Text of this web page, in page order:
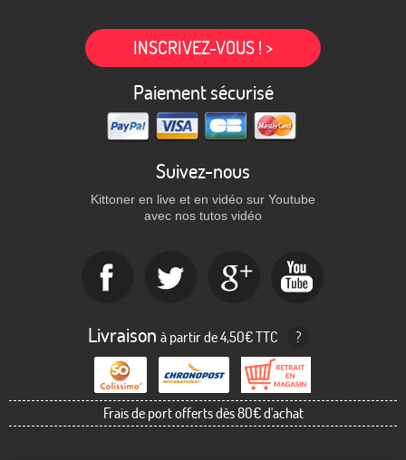
INSCRIVEZ-VOUS ! >
Paiement sécurisé
Suivez-nous
Kittoner en live et en vidéo sur Youtube
avec nos tutos vidéo
Livraison à partir de 4,50€ TTC ?
Frais de port offerts dès 80€ d'achat